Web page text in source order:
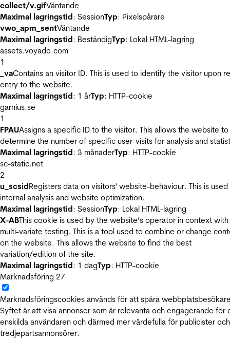
collect/v.gifVäntande
Maximal lagringstid: SessionTyp: Pixelspårare
vwo_apm_sentVäntande
Maximal lagringstid: BeständigTyp: Lokal HTML-lagring
assets.voyado.com
1
_vaContains an visitor ID. This is used to identify the visitor upon
entry to the website.
Maximal lagringstid: 1 årTyp: HTTP-cookie
garnius.se
1
FPAUAssigns a specific ID to the visitor. This allows the website to
determine the number of specific user-visits for analysis and
Maximal lagringstid: 3 månaderTyp: HTTP-cookie
sc-static.net
2
u_scsidRegisters data on visitors' website-behaviour. This is
internal analysis and website optimization.
Maximal lagringstid: SessionTyp: Lokal HTML-lagring
X-ABThis cookie is used by the website’s operator in context with
multi-variate testing. This is a tool used to combine or change
on the website. This allows the website to find the best
variation/edition of the site.
Maximal lagringstid: 1 dagTyp: HTTP-cookie
Marknadsföring 27
Marknadsföringscookies används för att spåra
Syftet är att visa annonser som är relevanta och engagerande för
enskilda användaren och därmed mer värdefulla för publicister och
tredjepartsannonsörer.